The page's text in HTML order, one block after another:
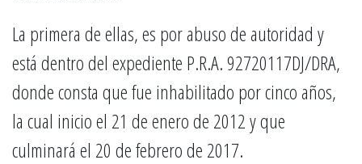
La primera de ellas, es por abuso de autoridad y
está dentro del expediente P.R.A. 92720117DJ/DRA,
donde consta que fue inhabilitado por cinco años,
la cual inicio el 21 de enero de 2012 y que
culminará el 20 de febrero de 2017.